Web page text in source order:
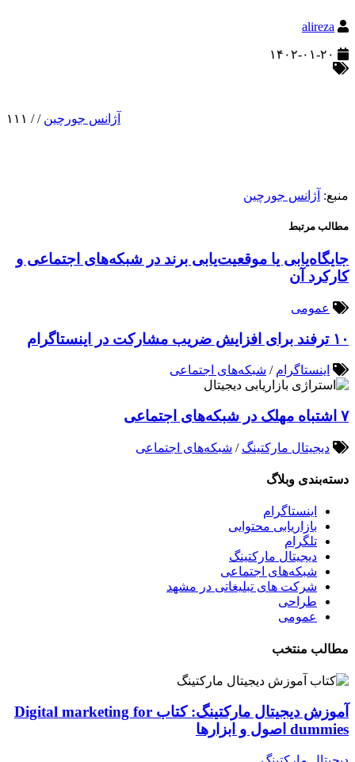
alireza
آژانس جورچین /
/ ۱۱۱
منبع: آژانس جورچین
مطالب مرتبط
جایگاه‌یابی یا موقعیت‌یابی برند در شبکه‌های اجتماعی و
کارکرد آن
عمومی
۱۰ ترفند برای افزایش ضریب مشارکت در اینستاگرام
اینستاگرام / شبکه‌های اجتماعی
۷ اشتباه مهلک در شبکه‌های اجتماعی
دیجیتال مارکتینگ / شبکه‌های اجتماعی
دسته‌بندی وبلاگ
اینستاگرام
بازاریابی محتوایی
تلگرام
دیجیتال مارکتینگ
شبکه‌های اجتماعی
شرکت های تبلیغاتی در مشهد
طراحی
عمومی
مطالب منتخب
آموزش دیجیتال مارکتینگ: کتاب Digital marketing for
dummies اصول و ابزارها